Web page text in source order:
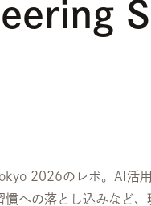
2026のレポ。AI活
への落とし込みなど